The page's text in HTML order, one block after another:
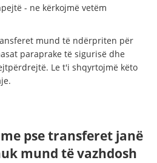
- ne kërkojmë vetëm
mund të ndërpriten për
paraprake të sigurisë dhe
Le t'i shqyrtojmë këto
pse transferet janë
mund të vazhdosh